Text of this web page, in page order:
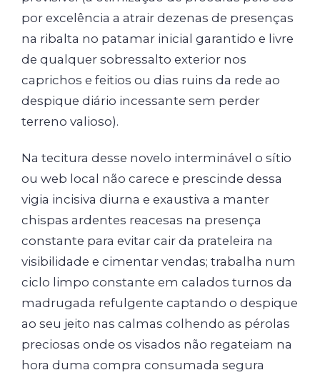
por excelência a atrair dezenas de presenças
na ribalta no patamar inicial garantido e livre
de qualquer sobressalto exterior nos
caprichos e feitios ou dias ruins da rede ao
despique diário incessante sem perder
terreno valioso).
Na tecitura desse novelo interminável o sítio
ou web local não carece e prescinde dessa
vigia incisiva diurna e exaustiva a manter
chispas ardentes reacesas na presença
constante para evitar cair da prateleira na
visibilidade e cimentar vendas; trabalha num
ciclo limpo constante em calados turnos da
madrugada refulgente captando o despique
ao seu jeito nas calmas colhendo as pérolas
preciosas onde os visados não regateiam na
hora duma compra consumada segura